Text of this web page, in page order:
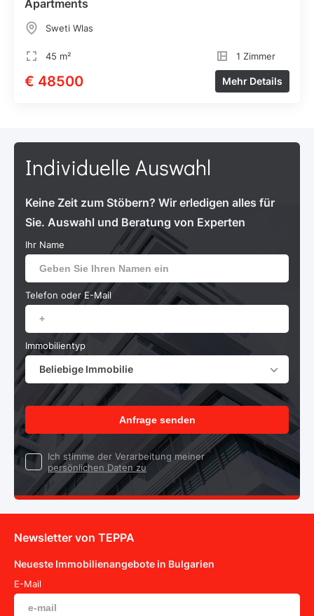
Apartments
Sweti Wlas
45 m² 1 Zimmer
€ 48500 Mehr Details
Individuelle Auswahl
Keine Zeit zum Stöbern? Wir erledigen alles für
Sie. Auswahl und Beratung von Experten
Ihr Name
Telefon oder E-Mail
Immobilientyp
Beliebige Immobilie
Anfrage senden
Ich stimme der Verarbeitung meiner
persönlichen Daten zu
Newsletter von TEPPA
Neueste Immobilienangebote in Bulgarien
E-Mail